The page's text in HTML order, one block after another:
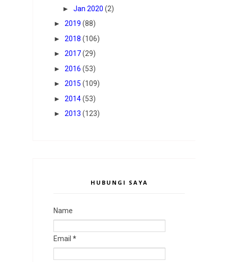
► Jan 2020 (2)
► 2019 (88)
► 2018 (106)
► 2017(29)
► 2016 (53)
► 2015 (109)
► 2014(53)
► 2013 (123)
HUBUNGI SAYA
Name
Email *